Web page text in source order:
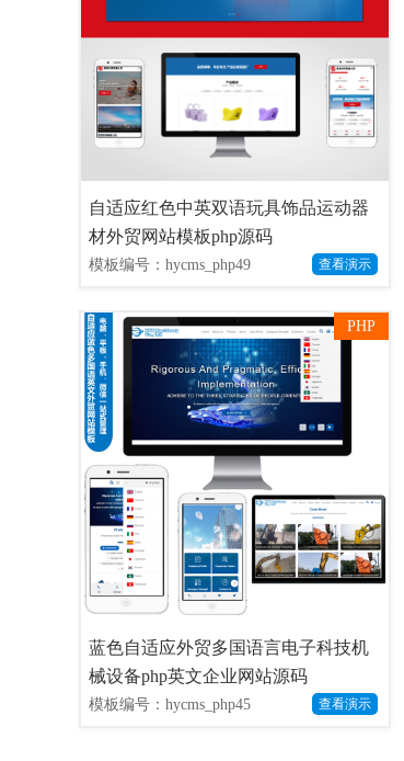
自适应红色中英双语玩具饰品运动器
材外贸网站模板php源码
模板编号：hycms_php49 查看演示
PHP
蓝色自适应外贸多国语言电子科技机
械设备php英文企业网站源码
模板编号：hycms_php45 查看演示